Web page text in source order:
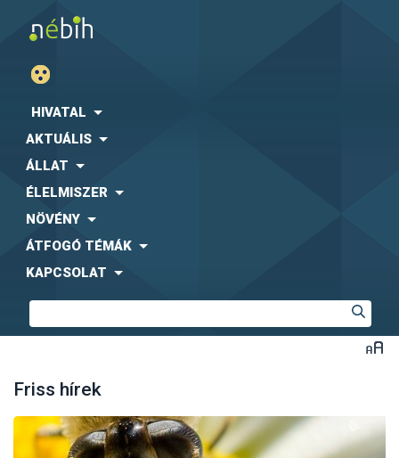
HIVATAL
AKTUÁLIS
ÁLLAT
ÉLELMISZER
NÖVÉNY
ÁTFOGÓ TÉMÁK
KAPCSOLAT
Friss hírek